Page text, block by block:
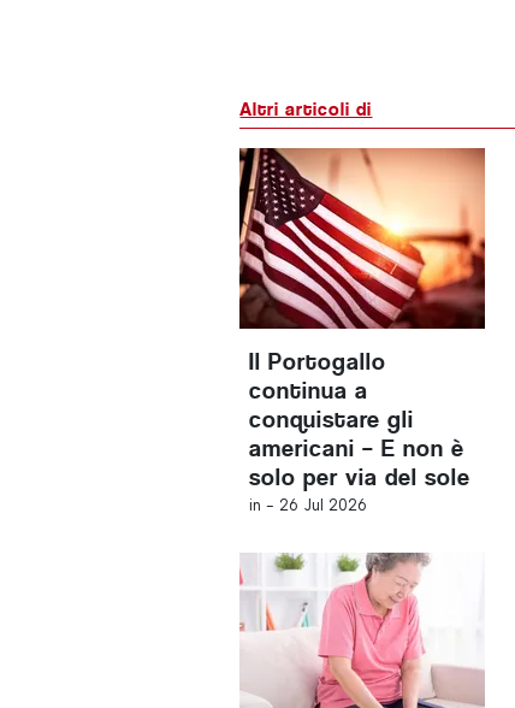
Altri articoli di
Il Portogallo
continua a
conquistare gli
americani – E non è
solo per via del sole
in - 26 Jul 2026